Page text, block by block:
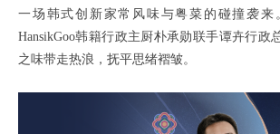
一场韩式创新家常风味与粤菜的碰撞袭来
HansikGoo韩籍行政主厨朴承勋联手谭卉行政
之味带走热浪，抚平思绪褶皱。